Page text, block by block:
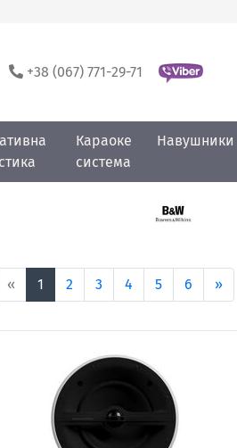
+38 (067) 771-29-71
Караоке
система
Навушники
«
1 2 3 4 5 6 »